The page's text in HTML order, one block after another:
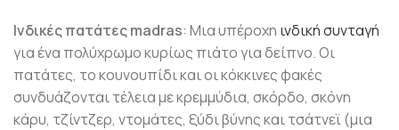
Ινδικές πατάτες madras: Μια υπέροχη ινδική συνταγή
για ένα πολύχρωμο κυρίως πιάτο για δείπνο. Οι
πατάτες, το κουνουπίδι και οι κόκκινες φακές
συνδυάζονται τέλεια με κρεμμύδια, σκόρδο, σκόνη
κάρυ, τζίντζερ, ντομάτες, ξύδι βύνης και τσάτνεϊ (μια